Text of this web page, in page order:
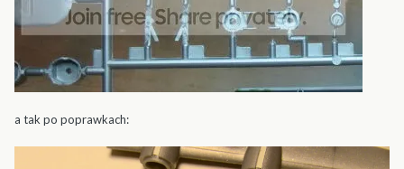
a tak po poprawkach: